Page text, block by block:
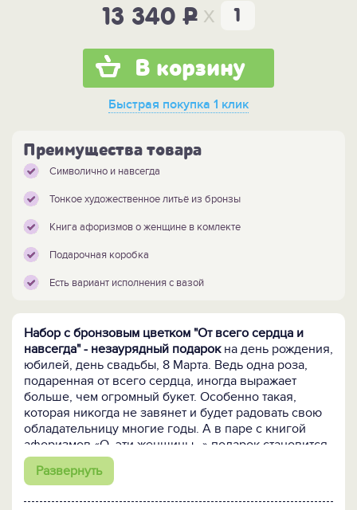
13 340P x
В корзину
Быстрая покупка 1 клик
Преимущества товара
Символично и навсегда
Тонкое художественное литьё из бронзы
Книга афоризмов о женщине в комлекте
Подарочная коробка
Есть вариант исполнения с вазой
Набор с бронзовым цветком "От всего сердца и
навсегда" - незаурядный подарок на день рождения,
юбилей, день свадьбы, 8 Марта. Ведь одна роза,
подаренная от всего сердца, иногда выражает
больше, чем огромный букет. Особенно такая,
которая никогда не завянет и будет радовать свою
обладательницу многие годы. А в паре с книгой
афоризмов «О, эти женщины…» подарок становится
поистине бесценным.
Развернуть